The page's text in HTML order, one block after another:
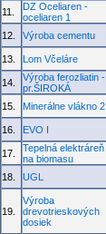
11.
DZ Oceliaren -
oceliaren 1
12. Výroba cementu
13. Lom Včeláre
14.
Výroba ferozliatin -
pr.ŠIROKÁ
15. Minerálne vlákno 2
16. EVO I
17.
Tepelná elektráreň
na biomasu
18. UGL
19.
Výroba
drevotrieskových
dosiek